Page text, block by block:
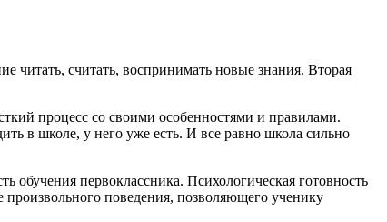
читать, считать, воспринимать новые знания. Вторая
процесс со своими особенностями и правилами.
в школе, у него уже есть. И все равно школа сильно
первоклассника. Психологическая готовность
произвольного поведения, позволяющего ученику